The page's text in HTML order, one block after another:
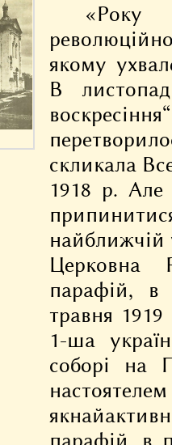
якому
В
скликала
1918 р. Але
найближчій
Церковна
парафій,
травня
1­-ша
соборі на